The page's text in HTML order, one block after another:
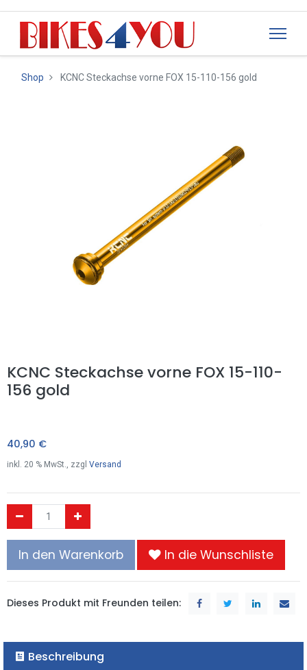
Shop KCNC Steckachse vorne FOX 15-110-156 gold
KCNC Steckachse vorne FOX 15-110-
156 gold
40,90 €
inkl. 20 % MwSt., zzgl Versand
In den Warenkorb In die Wunschliste
Dieses Produkt mit Freunden teilen:
Beschreibung